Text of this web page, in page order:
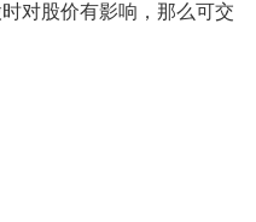
对股价有影响，那么可交